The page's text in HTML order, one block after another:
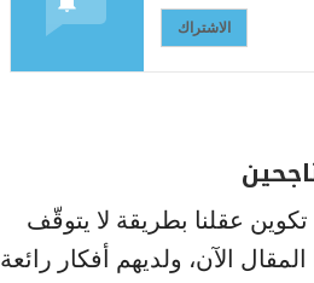
الاشتراك
عقلنا بطريقة لا يتوقّف
الآن، ولديهم أفكار رائعة